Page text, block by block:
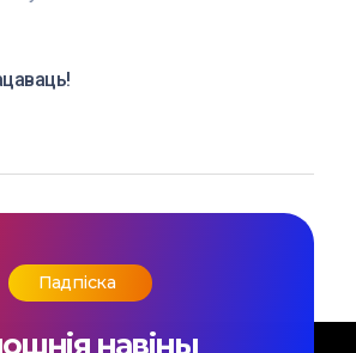
Падпіска
навіны